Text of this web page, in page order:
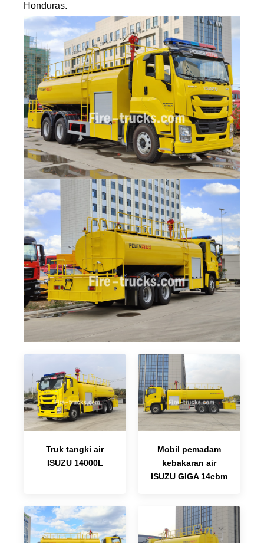
Honduras.
Truk tangki air
ISUZU 14000L
Mobil pemadam
kebakaran air
ISUZU GIGA 14cbm